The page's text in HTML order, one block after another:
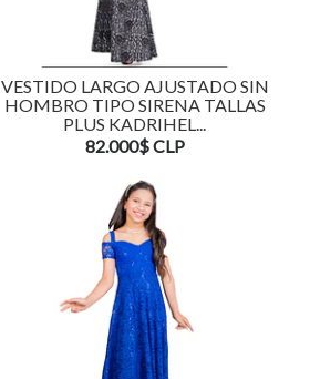
VESTIDO LARGO AJUSTADO SIN
HOMBRO TIPO SIRENA TALLAS
PLUS KADRIHEL...
82.000$ CLP